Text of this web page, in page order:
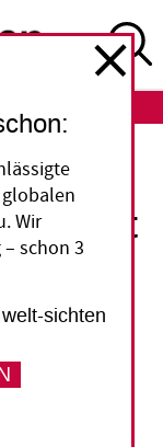
ABO
ist
G20-
für
zu einer
Wir
schon 3
sichten